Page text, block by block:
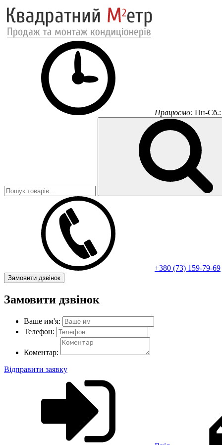
Працюємо: Пн-Сб.:
+380 (73) 159-79-69
Замовити дзвінок
Замовити дзвінок
Ваше им'я:
Телефон:
Коментар:
Відправити заявку